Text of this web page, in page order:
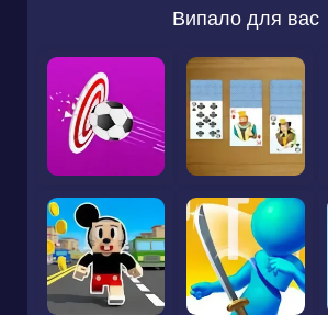
Випало для вас